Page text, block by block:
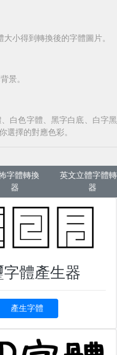
小得到轉換後的字體圖片。
景。
白色字體、黑字白底、白字
選擇的對應色彩。
字體轉換
器
英文立體字體
器
字體產生器
產生字體